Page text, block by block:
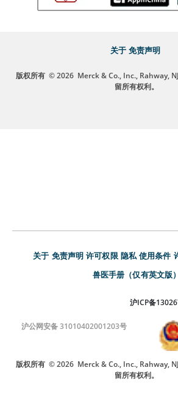
关于 免责声明
版权所有 © 2026 Merck & Co., Inc., Rahway,
留所有权利。
关于 免责声明 许可权限 隐私 使用条件
兽医手册（仅有英文版）
沪ICP备
沪公网安备 31010402001203号
版权所有 © 2026 Merck & Co., Inc., Rahway,
留所有权利。